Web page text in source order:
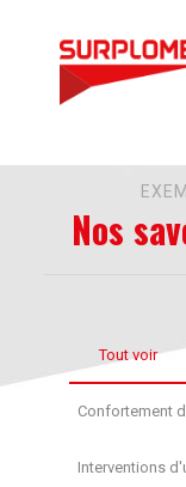
Nos
Tout voir
Confortement
Interventions